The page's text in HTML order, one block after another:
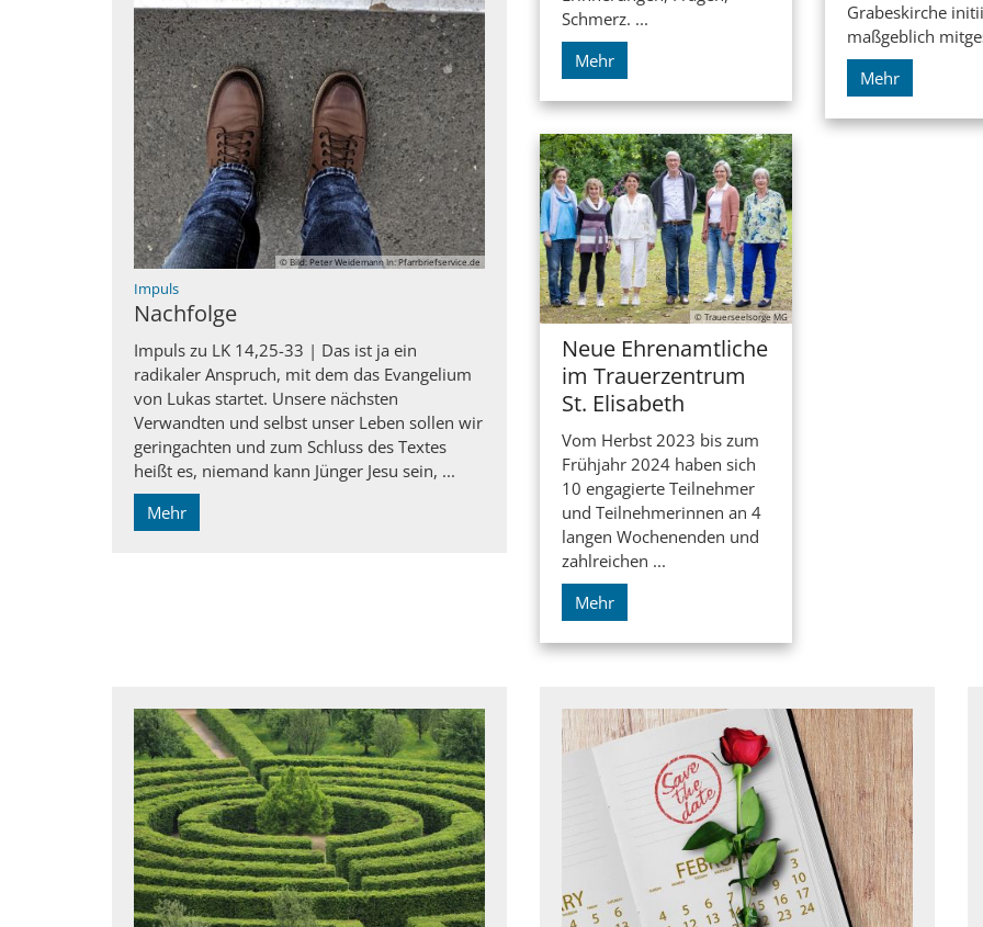
Schmerz. ...
Mehr
Grabeskirche
maßgeblich
Mehr
© Trauerseelsorge MG
Neue Ehrenamtliche
im Trauerzentrum
St. Elisabeth
Vom Herbst 2023 bis zum
Frühjahr 2024 haben sich
10 engagierte Teilnehmer
und Teilnehmerinnen an 4
langen Wochenenden und
zahlreichen ...
Mehr
© Bild: Peter Weidemann In: Pfarrbriefservice.de
Impuls:
Nachfolge
Impuls zu LK 14,25-33 | Das ist ja ein
radikaler Anspruch, mit dem das Evangelium
von Lukas startet. Unsere nächsten
Verwandten und selbst unser Leben sollen wir
geringachten und zum Schluss des Textes
heißt es, niemand kann Jünger Jesu sein, ...
Mehr